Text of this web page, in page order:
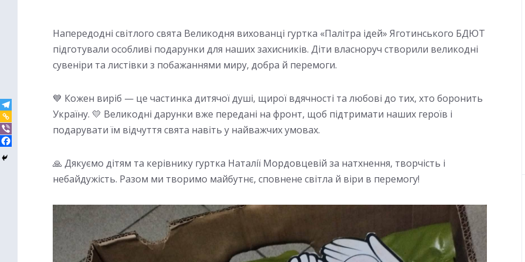
Напередодні світлого свята Великодня вихованці гуртка «Палітра ідей» Яготинського БДЮТ
підготували особливі подарунки для наших захисників. Діти власноруч створили великодні
сувеніри та листівки з побажаннями миру, добра й перемоги.
💙 Кожен виріб — це частинка дитячої душі, щирої вдячності та любові до тих, хто боронить
Україну. 💛 Великодні дарунки вже передані на фронт, щоб підтримати наших героїв і
подарувати їм відчуття свята навіть у найважчих умовах.
🙏 Дякуємо дітям та керівнику гуртка Наталії Мордовцевій за натхнення, творчість і
небайдужість. Разом ми творимо майбутнє, сповнене світла й віри в перемогу!